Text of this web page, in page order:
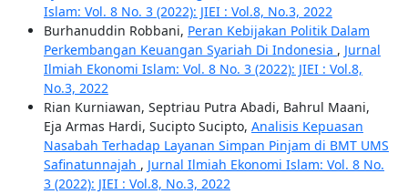
Islam: Vol. 8 No. 3 (2022): JIEI : Vol.8, No.3, 2022
Burhanuddin Robbani, Peran Kebijakan Politik Dalam
Perkembangan Keuangan Syariah Di Indonesia , Jurnal
Ilmiah Ekonomi Islam: Vol. 8 No. 3 (2022): JIEI : Vol.8,
No.3, 2022
Rian Kurniawan, Septriau Putra Abadi, Bahrul Maani,
Eja Armas Hardi, Sucipto Sucipto, Analisis Kepuasan
Nasabah Terhadap Layanan Simpan Pinjam di BMT UMS
Safinatunnajah , Jurnal Ilmiah Ekonomi Islam: Vol. 8 No.
3 (2022): JIEI : Vol.8, No.3, 2022